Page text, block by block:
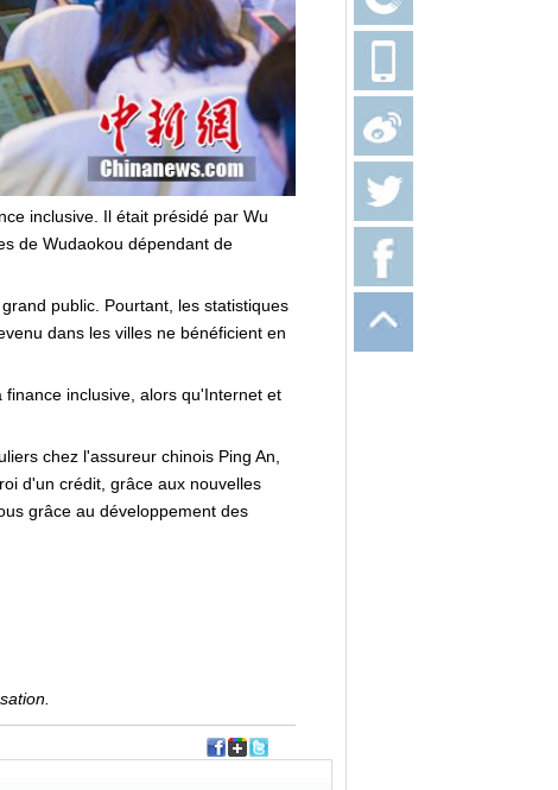
inclusive. Il était présidé par Wu
de Wudaokou dépendant de
public. Pourtant, les statistiques
dans les villes ne bénéficient en
inclusive, alors qu'Internet et
chez l'assureur chinois Ping An,
d'un crédit, grâce aux nouvelles
grâce au développement des